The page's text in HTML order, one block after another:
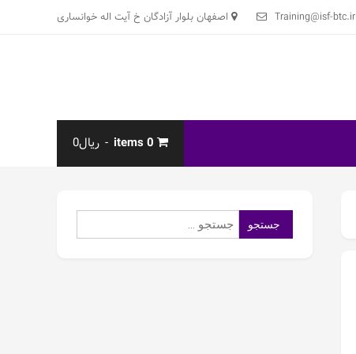
Training@isf-btc.ir اصفهان بلوار آزادگان خ آیت اله خوانساری
0 items ریال0
جستجو
برای: